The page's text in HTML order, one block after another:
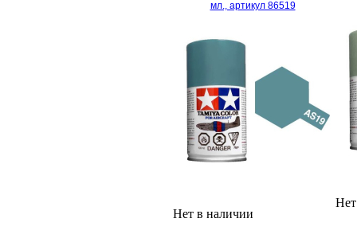
мл., артикул 86519
Нет в наличии